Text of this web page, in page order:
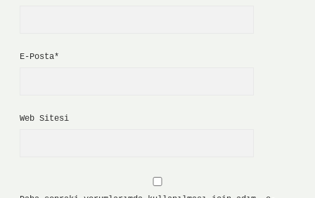
E-Posta*
Web Sitesi